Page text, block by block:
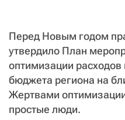
Перед Новым годом
утвердило План
оптимизации
бюджета региона на
Жертвами
простые люди.